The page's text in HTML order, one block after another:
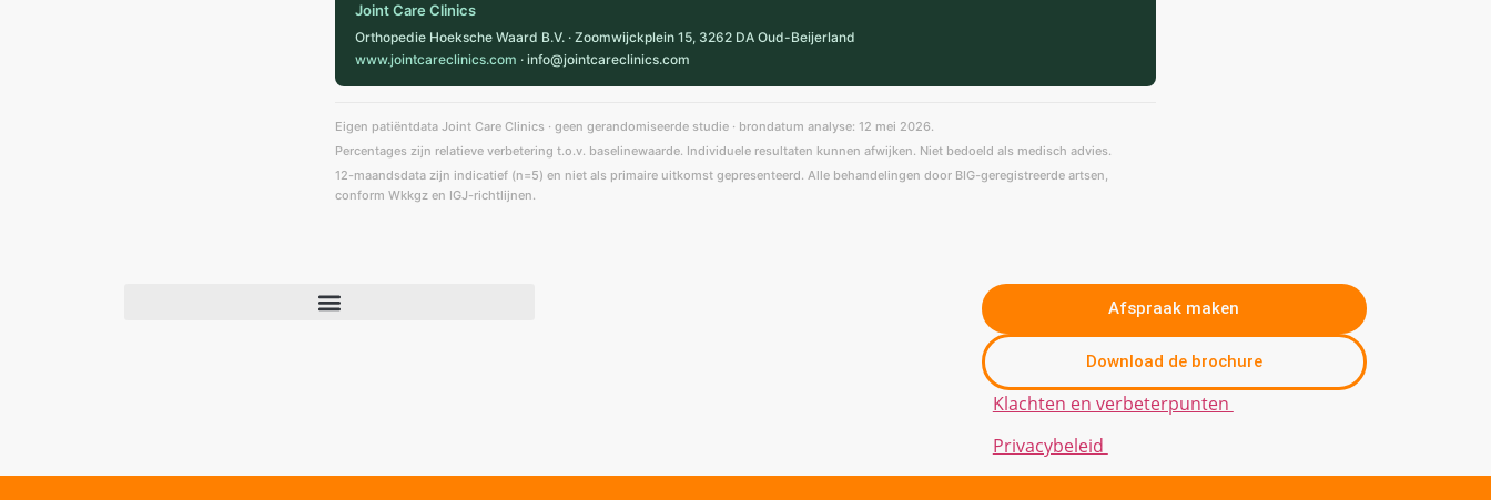
Joint Care Clinics
Orthopedie Hoeksche Waard B.V. · Zoomwijckplein 15, 3262 DA Oud-Beijerland
www.jointcareclinics.com · info@jointcareclinics.com
Eigen patiëntdata Joint Care Clinics · geen gerandomiseerde studie · brondatum analyse: 12 mei 2026.
Percentages zijn relatieve verbetering t.o.v. baselinewaarde. Individuele resultaten kunnen afwijken. Niet bedoeld als medisch advies.
12-maandsdata zijn indicatief (n=5) en niet als primaire uitkomst gepresenteerd. Alle behandelingen door BIG-geregistreerde artsen,
conform Wkkgz en IGJ-richtlijnen.
Afspraak maken
Download de brochure
Klachten en verbeterpunten
Privacybeleid